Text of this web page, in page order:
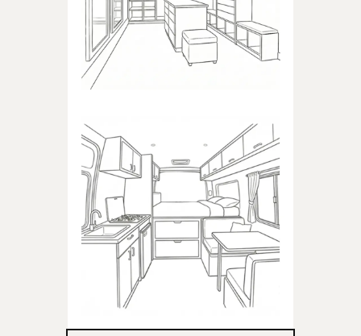
garderoby
KAMPER
Produkty dedykowane do
kampera